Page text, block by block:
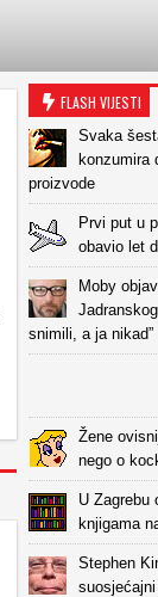
FLASH VIJESTI
Svaka
konzumira
proizvode
Prvi put u
obavio let
Moby
snimili, a ja nikad”
Žene
nego o
U Zagrebu
knjigama
Stephen